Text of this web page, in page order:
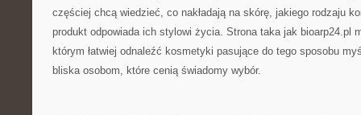
częściej chcą wiedzieć, co nakładają na skórę, jakiego rodzaju
produkt odpowiada ich stylowi życia. Strona taka jak bioarp24.pl
którym łatwiej odnaleźć kosmetyki pasujące do tego sposobu
bliska osobom, które cenią świadomy wybór.